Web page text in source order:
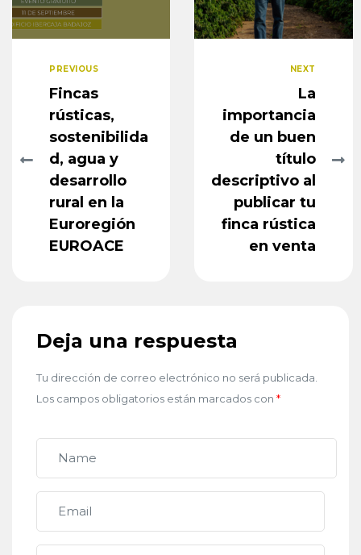
PREVIOUS
Fincas
rústicas,
sostenibilida
d, agua y
desarrollo
rural en la
Euroregión
EUROACE
NEXT
La
importancia
de un buen
título
descriptivo al
publicar tu
finca rústica
en venta
Deja una respuesta
Tu dirección de correo electrónico no será publicada.
Los campos obligatorios están marcados con *